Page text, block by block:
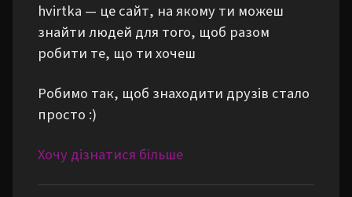
hvirtka — це сайт, на якому ти можеш
знайти людей для того, щоб разом
робити те, що ти хочеш
Робимо так, щоб знаходити друзів стало
просто :)
Хочу дізнатися більше